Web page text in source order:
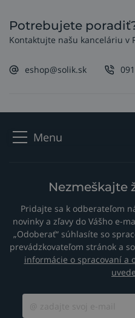
Potrebujete
Kontaktujte našu kanceláriu v
eshop@solik.sk
Menu
Nezmeškajte
Pridajte sa k odberateľom
novinky a zľavy do Vášho e-
„Odoberať“ súhlasíte so
prevádzkovateľom stránok a
informácie o spracovaní a